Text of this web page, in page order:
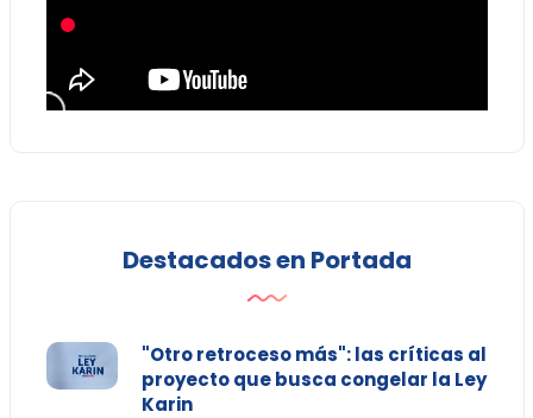
Destacados en Portada
"Otro retroceso más": las críticas al
proyecto que busca congelar la Ley
Karin